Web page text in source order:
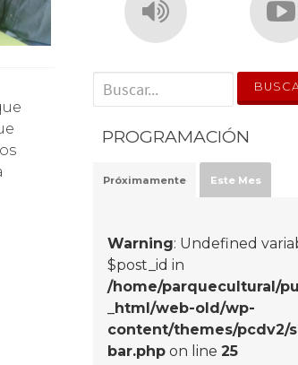
' . __('Search for:') . '
PROGRAMACIÓN
Próximamente Este Mes
Warning: Undefined
$post_id in
/home/parquecultural/
_html/web-old/wp-
content/themes/pcdv2/
bar.php on line25